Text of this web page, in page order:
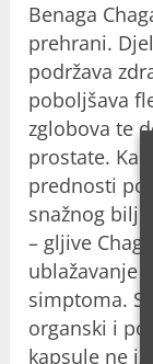
Benaga
prehrani.
podržava
poboljšava
zglobova te
prostate.
prednosti
snažnog
– gljive
ublažavanje
simptoma.
organski i
kapsule ne